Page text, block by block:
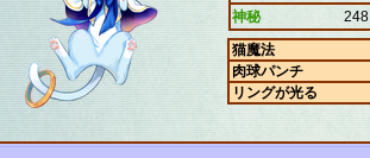
神秘
248
猫魔法
肉球パンチ
リングが光る